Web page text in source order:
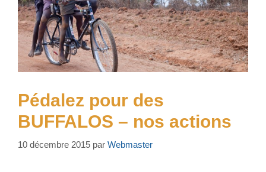
Pédalez pour des
BUFFALOS – nos actions
10 décembre 2015 par Webmaster